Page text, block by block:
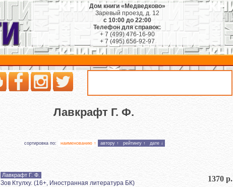
Дом книги «Медведково»
Заревый проезд, д. 12
с 10:00 до 22:00
Телефон для справок:
+ 7 (499) 476-16-90
+ 7 (495) 656-92-97
Лавкрафт Г. Ф.
сортировка по: наименованию ↑ автору ↑ рейтингу ↑ дате ↓
Лавкрафт Г. Ф.
Зов Ктулху. (16+, Иностранная литература БК) 1370 р.